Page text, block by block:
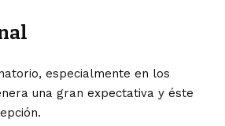
especialmente en los
una gran expectativa y éste